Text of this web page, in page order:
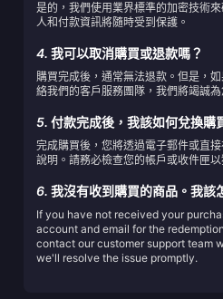
是的，我們使用業界標準的加密技術
人和付款資訊將隨時受到保護。
4. 我可以取消購買或退款嗎？
購買完成後，通常無法退款。但是，
絡我們的客戶服務團隊，我們將竭誠為
5. 付款完成後，我該如何兌換購
完成購買後，您將透過電子郵件或直
說明。請務必檢查您的帳戶或收件匣以
6. 我沒有收到購買的商品。我該
If you have not received your
account and email for the
contact our customer support team
we'll resolve the issue promptly.